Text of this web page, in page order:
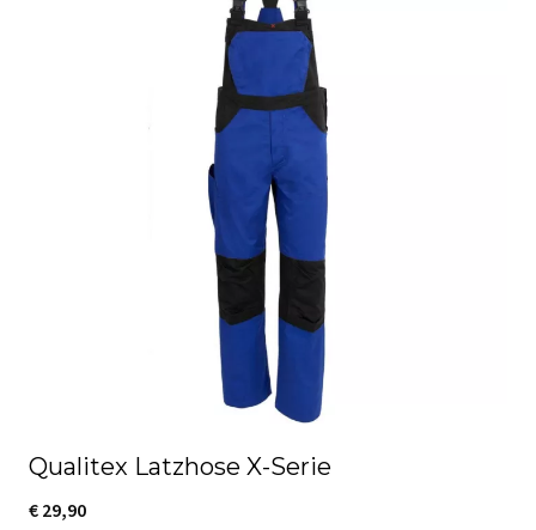
Qualitex Latzhose X-Serie
€ 29,90